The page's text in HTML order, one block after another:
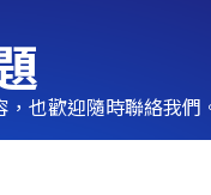
也歡迎隨時聯絡我們